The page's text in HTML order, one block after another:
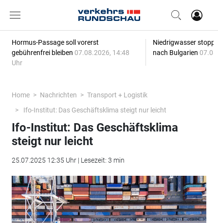
Hormus-Passage soll vorerst
gebührenfrei bleiben 07.08.2026, 14:48
Uhr
Niedrigwasser
nach Bulgarien
Home Nachrichten
Transport + Logistik
Ifo-Institut: Das Geschäftsklima steigt nur leicht
Ifo-Institut: Das Geschäftsklima
steigt nur leicht
25.07.2025 12:35 Uhr | Lesezeit: 3 min